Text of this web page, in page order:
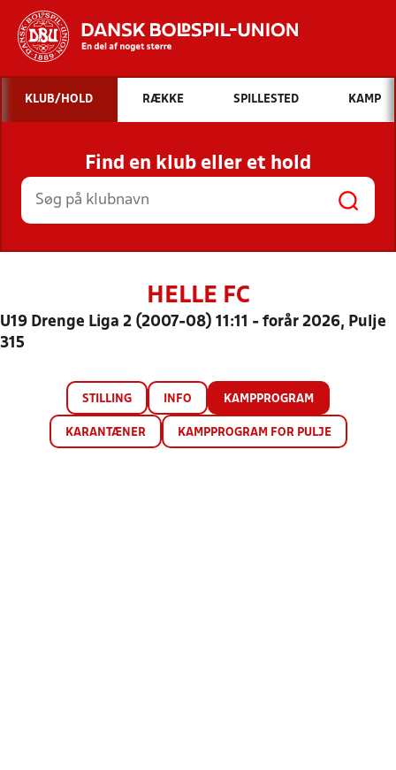
Hvad vil du søge efter?
INDHOLD OG NYHEDER
STILLINGER, RESULTATER, KLUBBER OG
HOLD
KLUB/HOLD RÆKKE SPILLESTED KAMP
Find en klub eller et hold
HELLE FC
U19 Drenge Liga 2 (2007-08) 11:11 - forår 2026, Pulje
315
STILLING INFO KAMPPROGRAM
KARANTÆNER KAMPPROGRAM FOR PULJE